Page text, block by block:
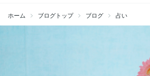
ホーム ブログトップ ブログ 占い